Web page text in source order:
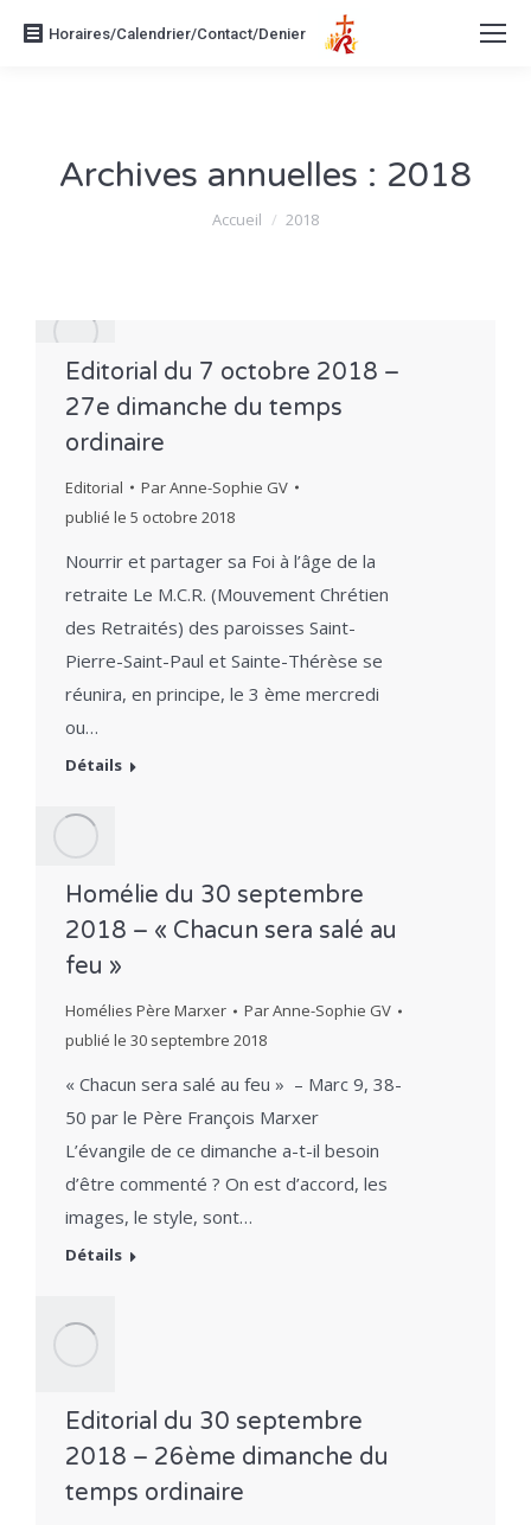
Horaires/Calendrier/Contact/Denier
Archives annuelles : 2018
Vous êtes ici :
Accueil 2018
Editorial du 7 octobre 2018 –
27e dimanche du temps
ordinaire
Editorial ParAnne-Sophie GV
publié le 5 octobre 2018
Nourrir et partager sa Foi à l’âge de la
retraite Le M.C.R. (Mouvement Chrétien
des Retraités) des paroisses Saint-
Pierre-Saint-Paul et Sainte-Thérèse se
réunira, en principe, le 3 ème mercredi
ou…
Détails
Homélie du 30 septembre
2018 – « Chacun sera salé au
feu »
Homélies Père Marxer ParAnne-Sophie GV
publié le 30 septembre 2018
« Chacun sera salé au feu » – Marc 9, 38-
50 par le Père François Marxer
L’évangile de ce dimanche a-t-il besoin
d’être commenté ? On est d’accord, les
images, le style, sont…
Détails
Editorial du 30 septembre
2018 – 26ème dimanche du
temps ordinaire